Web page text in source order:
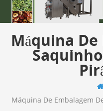
Máquina
Máquina De Embalagem